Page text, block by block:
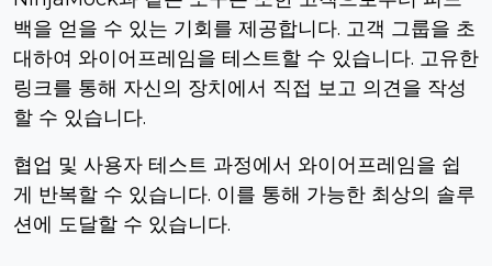
백을 얻을 수 있는 기회를 제공합니다. 고객 그룹을 초
대하여 와이어프레임을 테스트할 수 있습니다. 고유한
링크를 통해 자신의 장치에서 직접 보고 의견을 작성
할 수 있습니다.
협업 및 사용자 테스트 과정에서 와이어프레임을 쉽
게 반복할 수 있습니다. 이를 통해 가능한 최상의 솔루
션에 도달할 수 있습니다.